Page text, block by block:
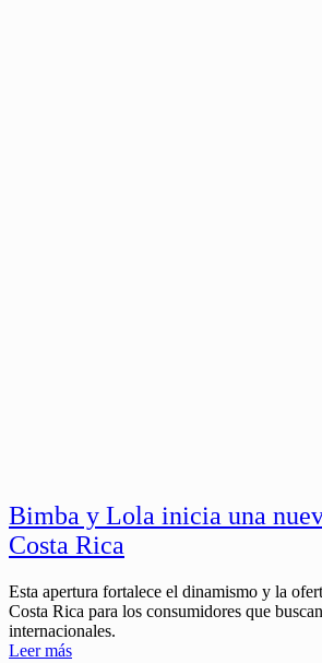
Bimba y Lola inicia una
Costa Rica
Esta apertura fortalece el dinamismo y la
Costa Rica para los consumidores que
internacionales.
Leer más